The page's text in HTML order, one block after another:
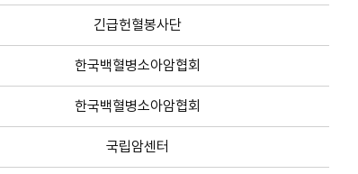
긴급헌혈봉사단
한국백혈병소아암협회
한국백혈병소아암협회
국립암센터